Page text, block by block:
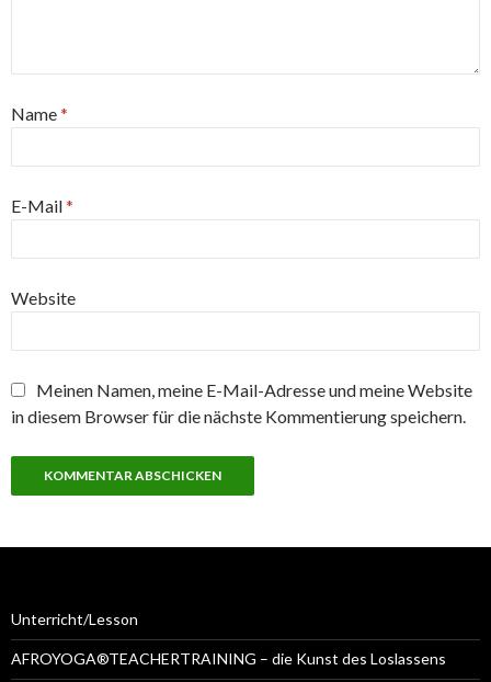
Name*
E-Mail*
Website
Meinen Namen, meine E-Mail-Adresse und meine Website
in diesem Browser für die nächste Kommentierung speichern.
Unterricht/Lesson
AFROYOGA®TEACHERTRAINING – die Kunst des Loslassens